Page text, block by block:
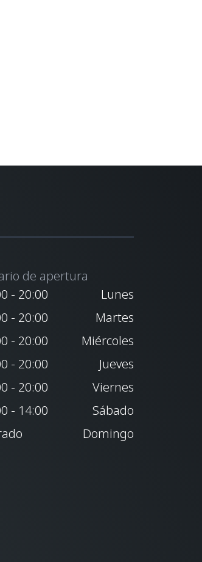
de apertura
- 20:00
Lunes
- 20:00
Martes
- 20:00
Miércoles
- 20:00
Jueves
- 20:00
Viernes
- 14:00
Sábado
Domingo